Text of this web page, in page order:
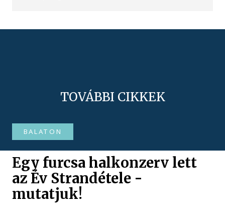
TOVÁBBI CIKKEK
BALATON
Egy furcsa halkonzerv lett
az Év Strandétele -
mutatjuk!